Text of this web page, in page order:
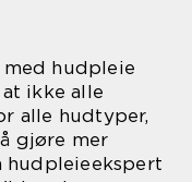
hudpleie
ikke alle
alle hudtyper,
gjøre mer
hudpleieekspert